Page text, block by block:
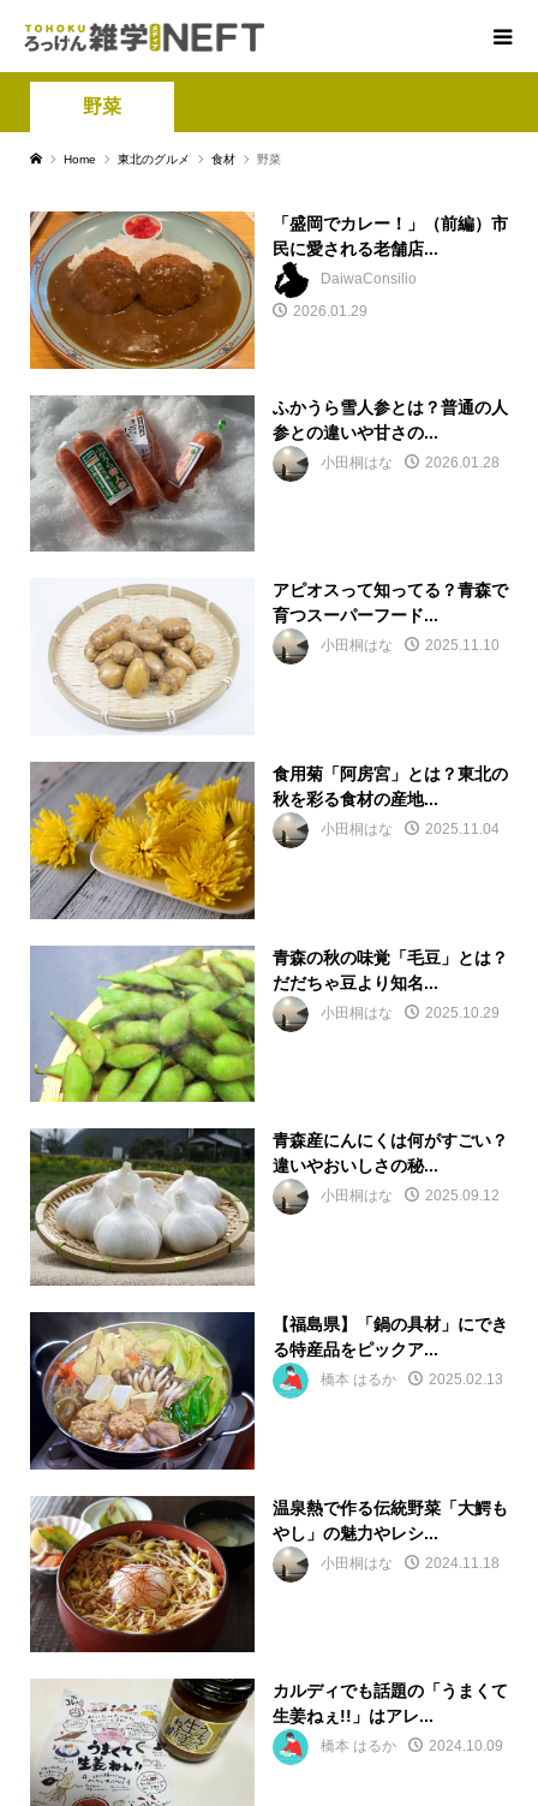
野菜
Home 東北のグルメ 食材 野菜
「盛岡でカレー！」（前編）市
民に愛される老舗店...
DaiwaConsilio
2026.01.29
ふかうら雪人参とは？普通の人
参との違いや甘さの...
小田桐はな 2026.01.28
アピオスって知ってる？青森で
育つスーパーフード...
小田桐はな 2025.11.10
食用菊「阿房宮」とは？東北の
秋を彩る食材の産地...
小田桐はな 2025.11.04
青森の秋の味覚「毛豆」とは？
だだちゃ豆より知名...
小田桐はな 2025.10.29
青森産にんにくは何がすごい？
違いやおいしさの秘...
小田桐はな 2025.09.12
【福島県】「鍋の具材」にでき
る特産品をピックア...
橋本 はるか 2025.02.13
温泉熱で作る伝統野菜「大鰐も
やし」の魅力やレシ...
小田桐はな 2024.11.18
カルディでも話題の「うまくて
生姜ねぇ!!」はアレ...
橋本 はるか 2024.10.09